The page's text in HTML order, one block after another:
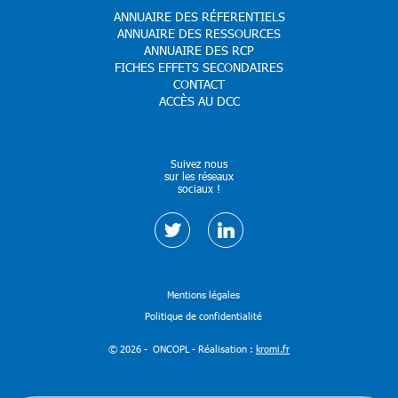
ANNUAIRE DES RÉFERENTIELS
ANNUAIRE DES RESSOURCES
ANNUAIRE DES RCP
FICHES EFFETS SECONDAIRES
CONTACT
ACCÈS AU DCC
Suivez nous
sur les réseaux
sociaux !
Mentions légales
Politique de confidentialité
© 2026 - ONCOPL - Réalisation : kromi.fr